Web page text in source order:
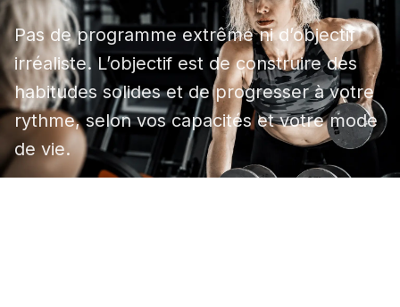
Pas de programme extrême ni d’objectif
irréaliste. L’objectif est de construire des
habitudes solides et de progresser à votre
rythme, selon vos capacités et votre mode
de vie.